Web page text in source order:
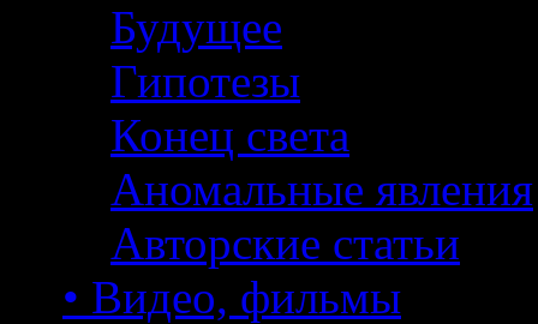
Будущее
Гипотезы
Конец света
Аномальные явления
Авторские статьи
• Видео, фильмы